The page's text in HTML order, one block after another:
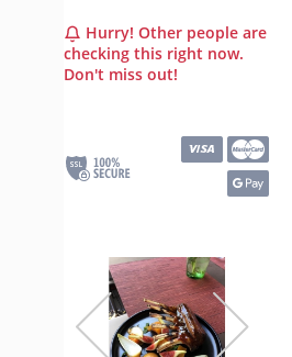
Hurry! Other people are
checking this right now.
Don't miss out!